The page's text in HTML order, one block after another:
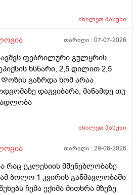
წავედი კვლავ გადავიღე
ვნერვიულობ ხელ თითქოს
რა გამოკვლევა ჩავიტარო ვერ
ერთი თვე გავიდა და
იხილეთპასუხი
თარიღი :07-07-2026
ფებრილური გულყრის
ხსნარი, 2,5 დილით 2,5
Დოზის გაზრდა ხომ არაა
დაგვიბარა, მანამდე თუ
იხილეთპასუხი
თარიღი :29-06-2026
რაც ეკლესიის მშენებლობაზე
ბოლო 1 კვირის განმავლობაში
ჩემა ექიმა მითხრა მზეზე